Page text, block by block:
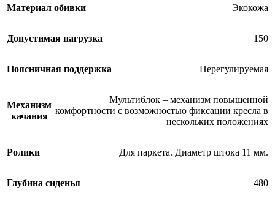
Материал обивки Экокожа
Допустимая нагрузка 150
Поясничная поддержка Нерегулируемая
Механизм
качания
Мультиблок – механизм повышенной
комфортности с возможностью фиксации кресла в
нескольких положениях
Ролики Для паркета. Диаметр штока 11 мм.
Глубина сиденья 480